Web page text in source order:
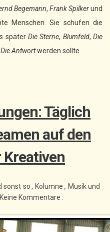
Begemann, Frank Spilkerund
Menschen. Sie schufen die
später Die Sterne, Blumfeld, Die
Die Antwortwerden sollte.
Täglich
auf den
Kreativen
sonst so , Kolumne, Musik und
Keine Kommentare :